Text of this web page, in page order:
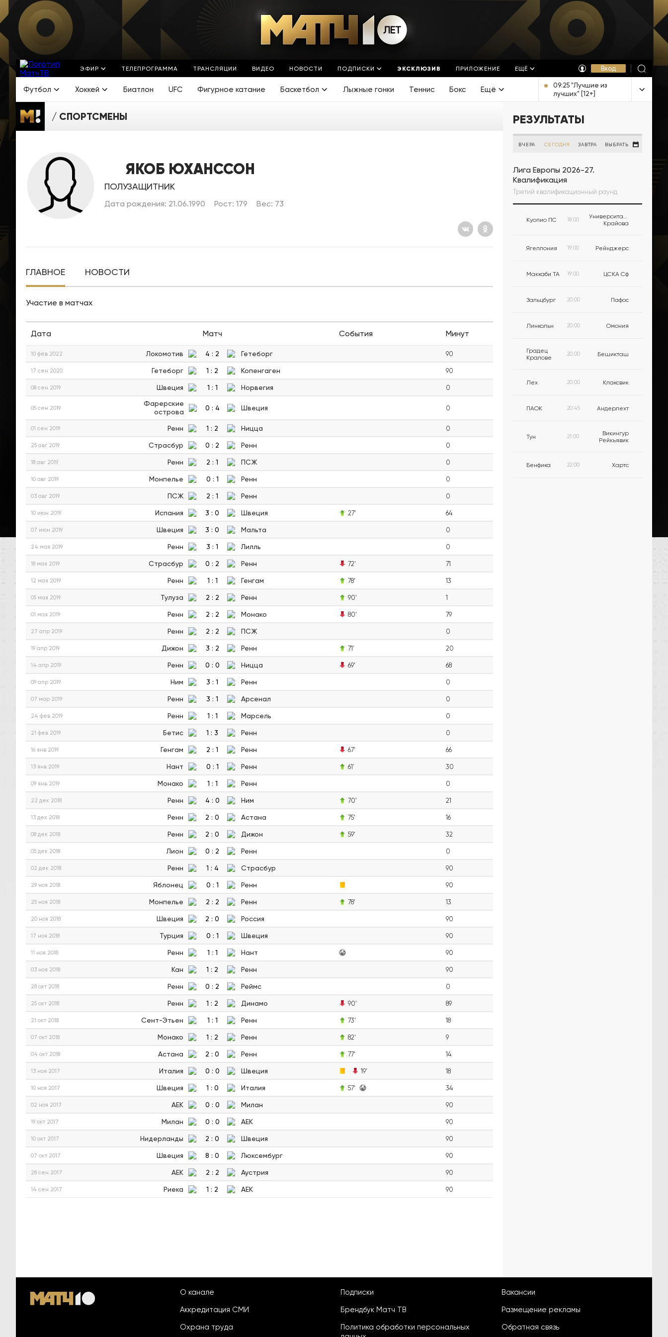
ЭФИР ТЕЛЕПРОГРАММА ТРАНСЛЯЦИИ ВИДЕО НОВОСТИ ПОДПИСКИ ЭКСКЛЮЗИВ ПРИЛОЖЕНИЕ ЕЩЁ Вход
Футбол Хоккей Биатлон UFC Фигурное катание Баскетбол Лыжные гонки Теннис Бокс Ещё
09:25 "Лучшие из
лучших" [12+]
СПОРТСМЕНЫ
ЯКОБ ЮХАНССОН
ПОЛУЗАЩИТНИК
Дата рождения: 21.06.1990 Рост: 179 Вес: 73
ГЛАВНОЕ НОВОСТИ
Участие в матчах
Дата Матч События Минут
10 фев 2022 Локомотив 4 : 2 Гетеборг 90
17 сен 2020 Гетеборг 1 : 2 Копенгаген 90
08 сен 2019 Швеция 1 : 1 Норвегия 0
05 сен 2019
Фарерские
острова
0 : 4 Швеция 0
01 сен 2019 Ренн 1 : 2 Ницца 0
25 авг 2019 Страсбур 0 : 2 Ренн 0
18 авг 2019 Ренн 2 : 1 ПСЖ 0
10 авг 2019 Монпелье 0 : 1 Ренн 0
03 авг 2019 ПСЖ 2 : 1 Ренн 0
10 июн 2019 Испания 3 : 0 Швеция 27' 64
07 июн 2019 Швеция 3 : 0 Мальта 0
24 мая 2019 Ренн 3 : 1 Лилль 0
18 мая 2019 Страсбур 0 : 2 Ренн 72' 71
12 мая 2019 Ренн 1 : 1 Генгам 78' 13
05 мая 2019 Тулуза 2 : 2 Ренн 90' 1
01 мая 2019 Ренн 2 : 2 Монако 80' 79
27 апр 2019 Ренн 2 : 2 ПСЖ 0
19 апр 2019 Дижон 3 : 2 Ренн 71' 20
14 апр 2019 Ренн 0 : 0 Ницца 69' 68
09 апр 2019 Ним 3 : 1 Ренн 0
07 мар 2019 Ренн 3 : 1 Арсенал 0
24 фев 2019 Ренн 1 : 1 Марсель 0
21 фев 2019 Бетис 1 : 3 Ренн 0
16 янв 2019 Генгам 2 : 1 Ренн 67' 66
13 янв 2019 Нант 0 : 1 Ренн 61' 30
09 янв 2019 Монако 1 : 1 Ренн 0
22 дек 2018 Ренн 4 : 0 Ним 70' 21
13 дек 2018 Ренн 2 : 0 Астана 75' 16
08 дек 2018 Ренн 2 : 0 Дижон 59' 32
05 дек 2018 Лион 0 : 2 Ренн 0
02 дек 2018 Ренн 1 : 4 Страсбур 90
29 ноя 2018 Яблонец 0 : 1 Ренн 90
25 ноя 2018 Монпелье 2 : 2 Ренн 78' 13
20 ноя 2018 Швеция 2 : 0 Россия 90
17 ноя 2018 Турция 0 : 1 Швеция 90
11 ноя 2018 Ренн 1 : 1 Нант 90
03 ноя 2018 Кан 1 : 2 Ренн 90
28 окт 2018 Ренн 0 : 2 Реймс 0
25 окт 2018 Ренн 1 : 2 Динамо 90' 89
21 окт 2018 Сент-Этьен 1 : 1 Ренн 73' 18
07 окт 2018 Монако 1 : 2 Ренн 82' 9
04 окт 2018 Астана 2 : 0 Ренн 77' 14
13 ноя 2017 Италия 0 : 0 Швеция 19' 18
10 ноя 2017 Швеция 1 : 0 Италия 57' 34
02 ноя 2017 АЕК 0 : 0 Милан 90
19 окт 2017 Милан 0 : 0 АЕК 90
10 окт 2017 Нидерланды 2 : 0 Швеция 90
07 окт 2017 Швеция 8 : 0 Люксембург 90
28 сен 2017 АЕК 2 : 2 Аустрия 90
14 сен 2017 Риека 1 : 2 АЕК 90
РЕЗУЛЬТАТЫ
ВЧЕРА СЕГОДНЯ ЗАВТРА ВЫБРАТЬ
Лига Европы 2026-27.
Квалификация
Третий квалификационный раунд
Куопио ПС 18:00
Университатя
Крайова
Ягеллония 19:00 Рейнджерс
Маккаби ТА 19:00 ЦСКА Сф
Зальцбург 20:00 Пафос
Линкольн 20:00 Омония
Градец
Кралове
20:00 Бешикташ
Лех 20:00 Клаксвик
ПАОК 20:45 Андерлехт
Тун 21:00
Викингур
Рейкьявик
Бенфика 22:00 Хартс
О канале
Аккредитация СМИ
Охрана труда
Подписки
Брендбук Матч ТВ
Политика обработки персональных
Вакансии
Размещение рекламы
Обратная связь